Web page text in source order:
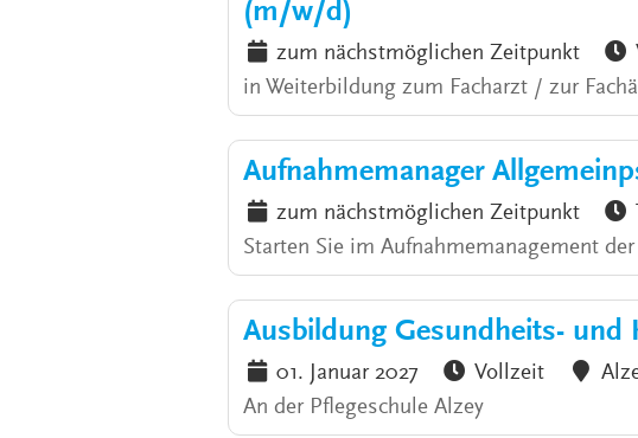
(m/w/d)
zum nächstmöglichen Zeitpunkt
in Weiterbildung zum Facharzt / zur
Aufnahmemanager
zum nächstmöglichen Zeitpunkt
Starten Sie im Aufnahmemanagement
Ausbildung Gesundheits-
01. Januar 2027 Vollzeit
An der Pflegeschule Alzey